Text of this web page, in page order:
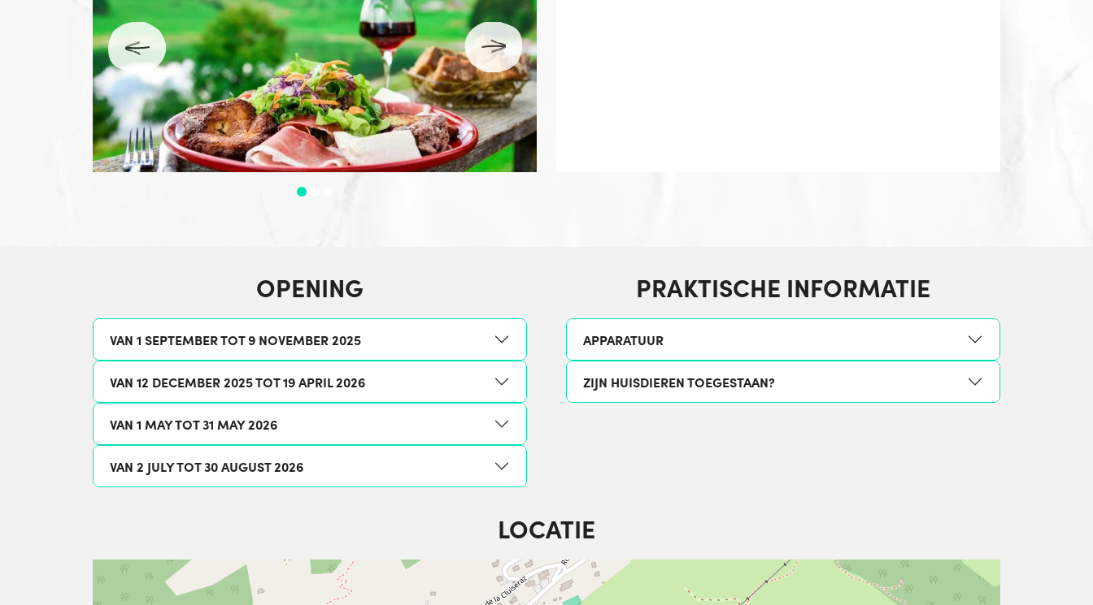
OPENING
VAN 1 SEPTEMBER TOT 9 NOVEMBER 2025
VAN 12 DECEMBER 2025 TOT 19 APRIL 2026
VAN 1 MAY TOT 31 MAY 2026
VAN 2 JULY TOT 30 AUGUST 2026
PRAKTISCHE INFORMATIE
APPARATUUR
ZIJN HUISDIEREN TOEGESTAAN?
LOCATIE